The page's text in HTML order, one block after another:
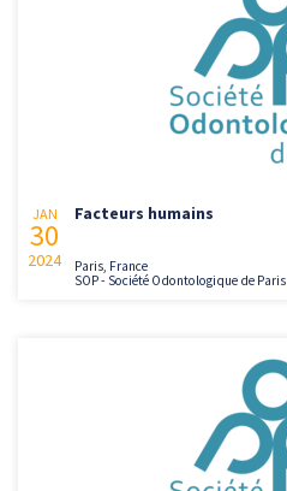
JAN
30
2024
Facteurs humains
Paris, France
SOP - Société Odontologique de Paris